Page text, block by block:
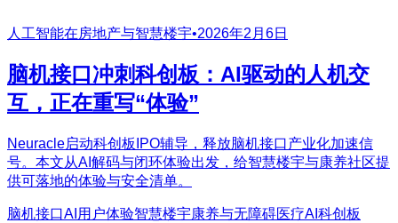
人工智能在房地产与智慧楼宇•2026年2月6日
脑机接口冲刺科创板：AI驱动的人机交
互，正在重写“体验”
Neuracle启动科创板IPO辅导，释放脑机接口产业化加速信
号。本文从AI解码与闭环体验出发，给智慧楼宇与康养社区提
供可落地的体验与安全清单。
脑机接口AI用户体验智慧楼宇康养与无障碍医疗AI 科创板